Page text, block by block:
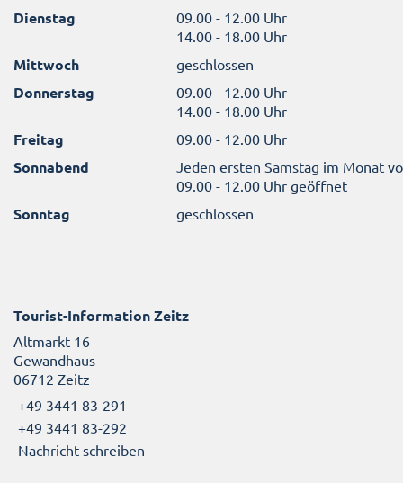
Dienstag
09.00 - 12.00 Uhr
14.00 - 18.00 Uhr
Mittwoch geschlossen
Donnerstag
09.00 - 12.00 Uhr
14.00 - 18.00 Uhr
Freitag 09.00 - 12.00 Uhr
Sonnabend
Jeden ersten Samstag im Monat
09.00 - 12.00 Uhr geöffnet
Sonntag geschlossen
Tourist-Information Zeitz
Altmarkt 16
Gewandhaus
06712 Zeitz
+49 3441 83-291
+49 3441 83-292
Nachricht schreiben